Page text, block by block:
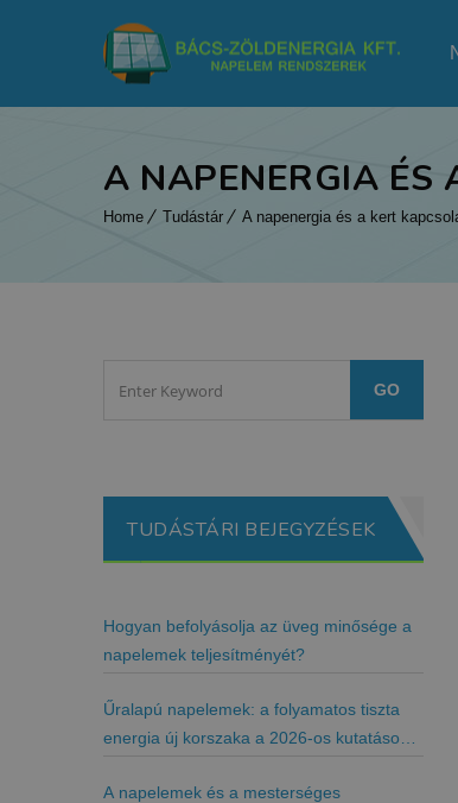
A NAPENERGIA ÉS
Home Tudástár A napenergia és a kert
TUDÁSTÁRI BEJEGYZÉSEK
Hogyan befolyásolja az üveg minősége a
napelemek teljesítményét?
Űralapú napelemek: a folyamatos tiszta
energia új korszaka a 2026-os kutatások
A napelemek és a mesterséges